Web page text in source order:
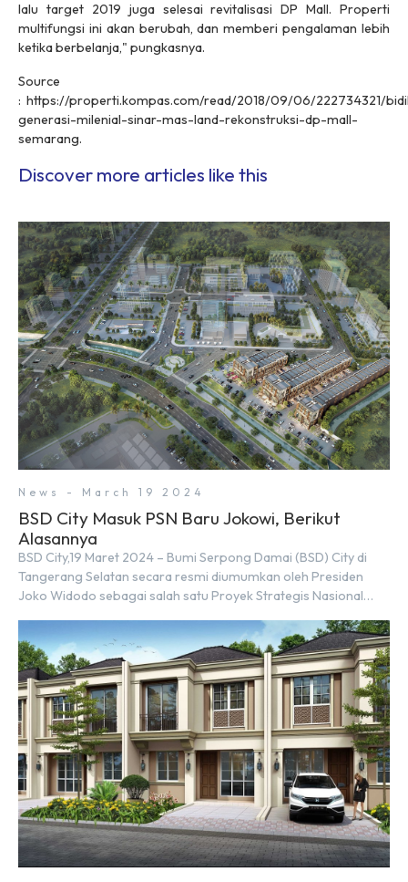
lalu target 2019 juga selesai revitalisasi DP Mall. Properti
multifungsi ini akan berubah, dan memberi pengalaman lebih
ketika berbelanja," pungkasnya.
Source
: https://properti.kompas.com/read/2018/09/06/222734321/
generasi-milenial-sinar-mas-land-rekonstruksi-dp-mall-
semarang.
Discover more articles like this
News - March 19 2024
BSD City Masuk PSN Baru Jokowi, Berikut
Alasannya
BSD City,19 Maret 2024 – Bumi Serpong Damai (BSD) City di
Tangerang Selatan secara resmi diumumkan oleh Presiden
Joko Widodo sebagai salah satu Proyek Strategis Nasional
Koordinator Bidang Perekonomian, Airlangga Hartarto, setelah
Rapat Terbatas (ratas) bersama Jokowi di Istana Kepresidenan
pada hari Senin, 18 Maret 2024. Selain […]